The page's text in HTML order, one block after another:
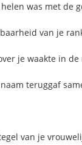
was met de
van je
je waakte in
teruggaf
van je